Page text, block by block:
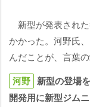
新型が発表され
かかった。河野氏
んだことが、言葉
河野 新型の登場
開発用に新型ジム